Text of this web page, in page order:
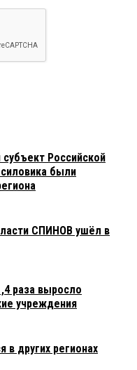
Российской
были
СПИНОВ ушёл в
раза выросло
учреждения
в других регионах